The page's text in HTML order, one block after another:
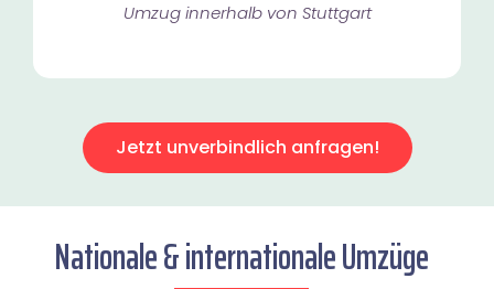
Umzug innerhalb von Stuttgart​
Jetzt unverbindlich anfragen!
Nationale & internationale Umzüge